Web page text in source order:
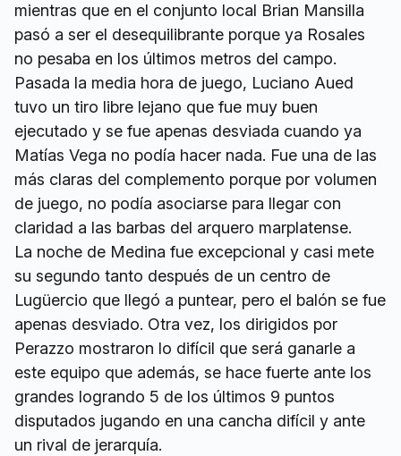
mientras que en el conjunto local Brian Mansilla
pasó a ser el desequilibrante porque ya Rosales
no pesaba en los últimos metros del campo.
Pasada la media hora de juego, Luciano Aued
tuvo un tiro libre lejano que fue muy buen
ejecutado y se fue apenas desviada cuando ya
Matías Vega no podía hacer nada. Fue una de las
más claras del complemento porque por volumen
de juego, no podía asociarse para llegar con
claridad a las barbas del arquero marplatense.
La noche de Medina fue excepcional y casi mete
su segundo tanto después de un centro de
Lugüercio que llegó a puntear, pero el balón se fue
apenas desviado. Otra vez, los dirigidos por
Perazzo mostraron lo difícil que será ganarle a
este equipo que además, se hace fuerte ante los
grandes logrando 5 de los últimos 9 puntos
disputados jugando en una cancha difícil y ante
un rival de jerarquía.